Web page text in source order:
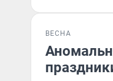
ВЕСНА